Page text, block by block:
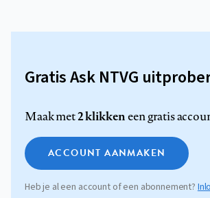
Gratis Ask NTVG
Maak met2 klikkeneen gratis
ACCOUNT AANMAKEN
Heb je al een account of een abonnement?